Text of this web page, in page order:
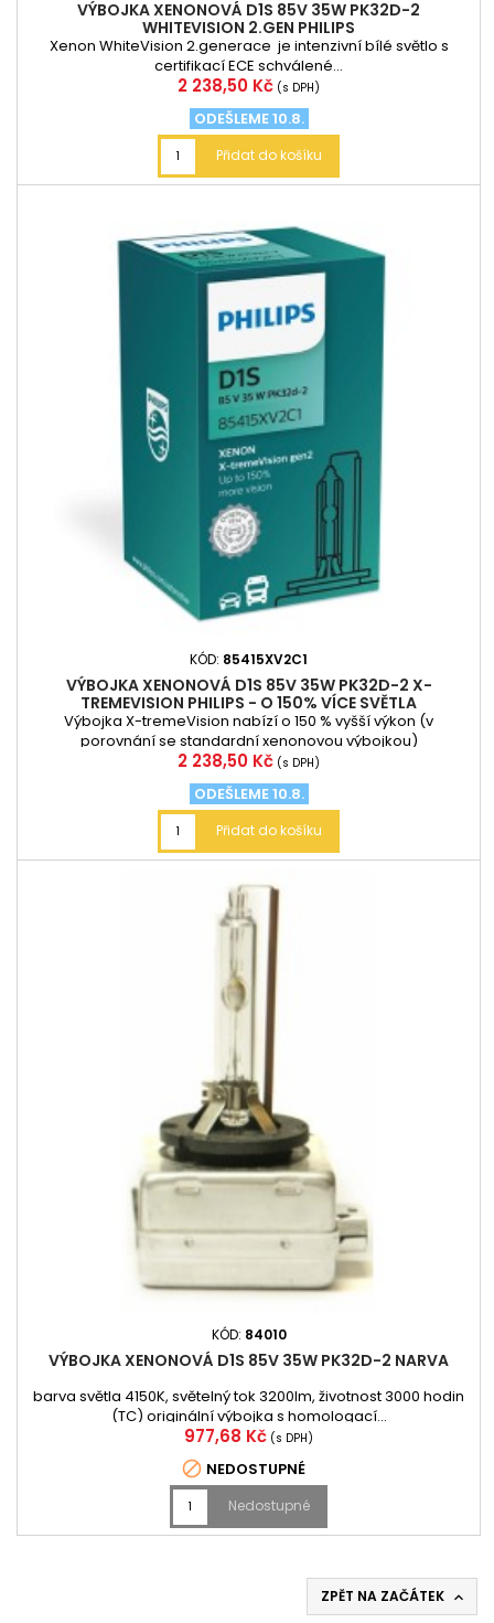
VÝBOJKA XENONOVÁ D1S 85V 35W PK32D-2
WHITEVISION 2.GEN PHILIPS
Xenon WhiteVision 2.generace je intenzivní bílé světlo s
certifikací ECE schválené...
Cena
2 238,50 Kč (s DPH)
ODEŠLEME 10.8.
Přidat do košíku
KÓD: 85415XV2C1
VÝBOJKA XENONOVÁ D1S 85V 35W PK32D-2 X-
TREMEVISION PHILIPS - O 150% VÍCE SVĚTLA
Výbojka X-tremeVision nabízí o 150 % vyšší výkon (v
porovnání se standardní xenonovou výbojkou)
Cena
2 238,50 Kč (s DPH)
ODEŠLEME 10.8.
Přidat do košíku
KÓD: 84010
VÝBOJKA XENONOVÁ D1S 85V 35W PK32D-2 NARVA
barva světla 4150K, světelný tok 3200lm, životnost 3000 hodin
(TC) originální výbojka s homologací...
Cena
977,68 Kč (s DPH)
 NEDOSTUPNÉ
Nedostupné
ZPĚT NA ZAČÁTEK 